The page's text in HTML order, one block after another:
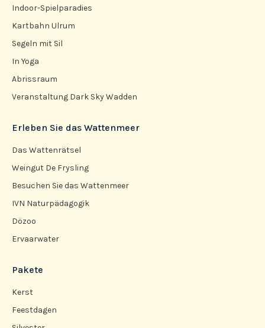
Indoor-Spielparadies
Kartbahn Ulrum
Segeln mit Sil
In Yoga
Abrissraum
Veranstaltung Dark Sky Wadden
Erleben Sie das Wattenmeer
Das Wattenrätsel
Weingut De Frysling
Besuchen Sie das Wattenmeer
IVN Naturpädagogik
Dözoo
Ervaarwater
Pakete
Kerst
Feestdagen